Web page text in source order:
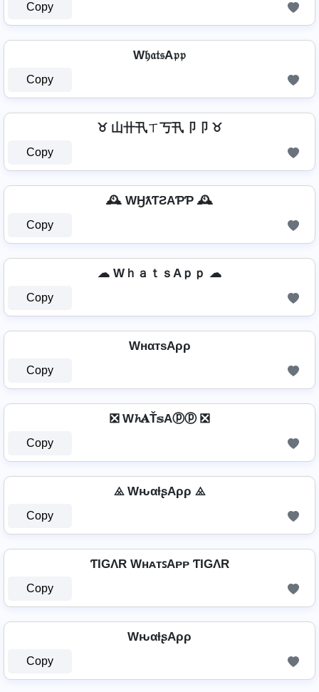
Copy
W𝔥𝔞𝔱𝔰A𝔭𝔭
Copy
♉ 山卄卂ㄒ丂卂卩卩 ♉
Copy
🕰️ WӇƛƬƧAƤƤ 🕰️
Copy
☁ WｈａｔｓAｐｐ ☁
Copy
WнαтѕAρρ
Copy
❎ W𝓱𝐀Ť𝕤Aⓟⓟ ❎
Copy
⨻ WԋαƚʂAρρ ⨻
Copy
ƬIGΛR WʜᴀᴛꜱAᴘᴘ ƬIGΛR
Copy
WԋαƚʂAρρ
Copy